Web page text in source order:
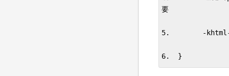
要
5.        -
6.  }